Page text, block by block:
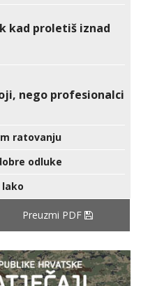
kad proletiš iznad
nego profesionalci
ratovanju
odluke
Preuzmi PDF